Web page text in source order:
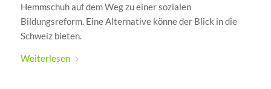
Hemmschuh auf dem Weg zu einer sozialen
Bildungsreform. Eine Alternative könne der Blick in die
Schweiz bieten.
Weiterlesen